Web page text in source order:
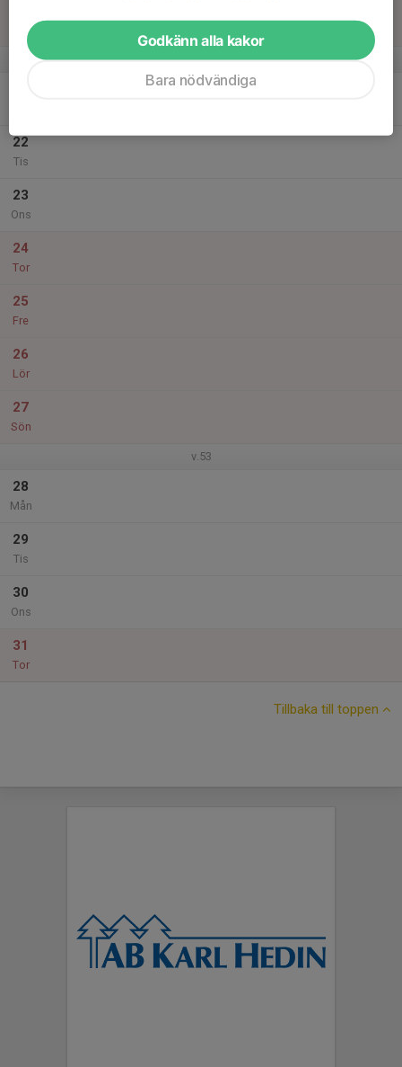
Sön
v.52
22
Tis
23
Ons
24
Tor
25
Fre
26
Lör
27
Sön
v.53
28
Mån
29
Tis
30
Ons
31
Tor
Tillbaka till toppen
Godkänn alla kakor
Bara nödvändiga